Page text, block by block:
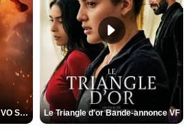
L'Odyssée Bande-annonce VO STFR Le Triangle d'or Bande-annonce VF